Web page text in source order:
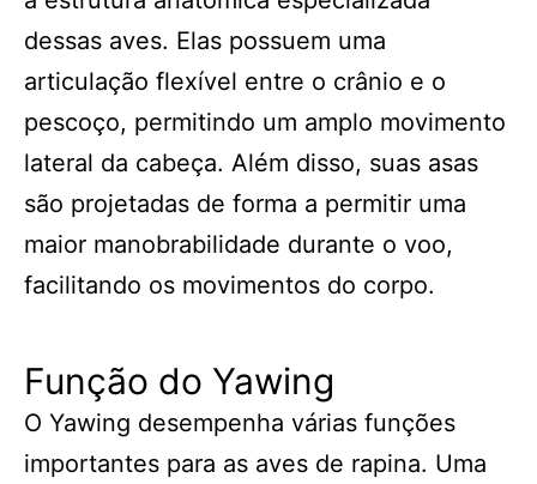
dessas aves. Elas possuem uma
articulação flexível entre o crânio e o
pescoço, permitindo um amplo movimento
lateral da cabeça. Além disso, suas asas
são projetadas de forma a permitir uma
maior manobrabilidade durante o voo,
facilitando os movimentos do corpo.
Função do Yawing
O Yawing desempenha várias funções
importantes para as aves de rapina. Uma